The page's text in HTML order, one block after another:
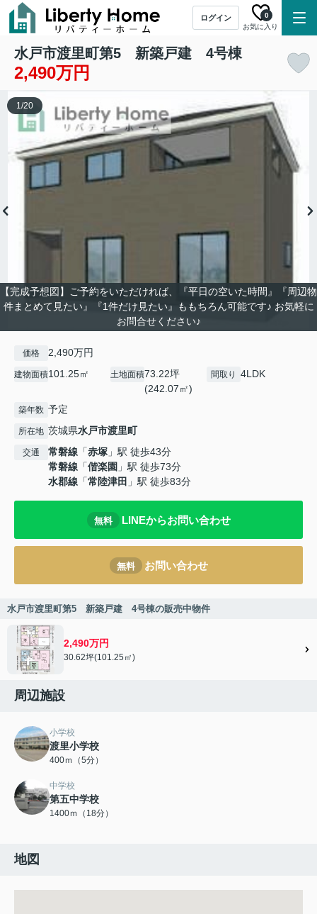
ログイン
お気に入り
0
水戸市渡里町第5 新築戸建 4号棟
2,490万円
【完成予想図】ご予約をいただければ、『平日の空いた時間』『周辺物
件まとめて見たい』『1件だけ見たい』ももちろん可能です♪ お気軽に
お問合せください♪
1/20
価格 2,490万円
建物面積101.25㎡ 土地面積73.22坪
(242.07㎡)
間取り 4LDK
築年数 予定
所在地 茨城県水戸市渡里町
交通 常磐線 「赤塚 」駅 徒歩43分
常磐線 「偕楽園 」駅 徒歩73分
水郡線 「常陸津田 」駅 徒歩83分
無料 LINEからお問い合わせ
無料 お問い合わせ
水戸市渡里町第5 新築戸建 4号棟の販売中物件
2,490万円
30.62坪(101.25㎡)
周辺施設
小学校
渡里小学校
400ｍ（5分）
中学校
第五中学校
1400ｍ（18分）
地図